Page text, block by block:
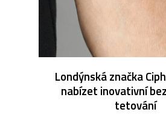
Londýnská značka
nabízet inovativní
tetování